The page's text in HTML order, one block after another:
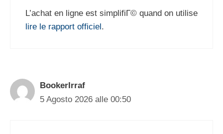
L’achat en ligne est simplifiГ© quand on utilise
lire le rapport officiel.
BookerIrraf
5 Agosto 2026 alle 00:50